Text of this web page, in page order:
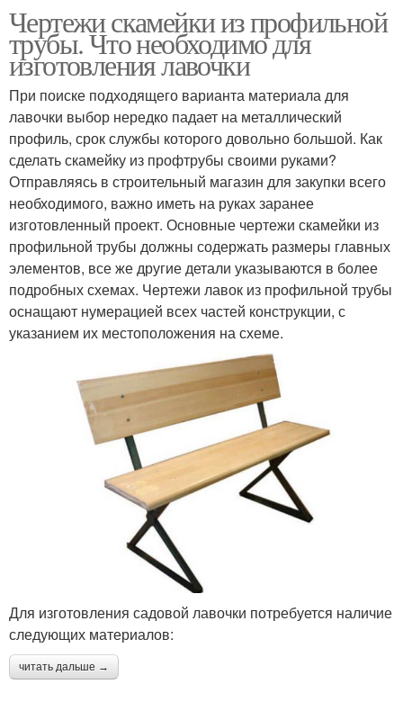
Чертежи скамейки из профильной
трубы. Что необходимо для
изготовления лавочки
При поиске подходящего варианта материала для
лавочки выбор нередко падает на металлический
профиль, срок службы которого довольно большой. Как
сделать скамейку из профтрубы своими руками?
Отправляясь в строительный магазин для закупки всего
необходимого, важно иметь на руках заранее
изготовленный проект. Основные чертежи скамейки из
профильной трубы должны содержать размеры главных
элементов, все же другие детали указываются в более
подробных схемах. Чертежи лавок из профильной трубы
оснащают нумерацией всех частей конструкции, с
указанием их местоположения на схеме.
Для изготовления садовой лавочки потребуется наличие
следующих материалов:
читать дальше →